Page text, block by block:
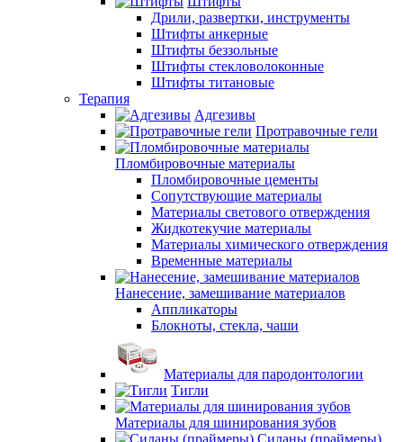
Дрили, развертки, инструменты
Штифты анкерные
Штифты беззольные
Штифты стекловолоконные
Штифты титановые
Терапия
Адгезивы
Протравочные гели
Пломбировочные материалы
Пломбировочные цементы
Сопутствующие материалы
Материалы светового отверждения
Жидкотекучие материалы
Материалы химического отверждения
Временные материалы
Нанесение, замешивание материалов
Аппликаторы
Блокноты, стекла, чаши
Материалы для пародонтологии
Тигли
Материалы для шинирования зубов
Силаны (праймеры)